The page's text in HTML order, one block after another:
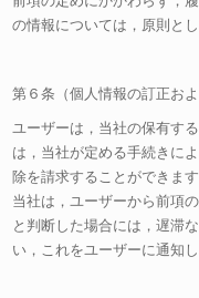
の情報については，原則と
第６条（個人情報の訂正およ
ユーザーは，当社の保有す
は，当社が定める手続きに
除を請求することができます
当社は，ユーザーから前項
と判断した場合には，遅滞
い，これをユーザーに通知し